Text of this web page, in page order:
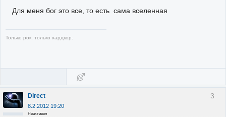
Для меня бог это все, то есть сама вселенная
Только рок, только хардкор.
3
Direct
8.2.2012 19:20
Неактивен